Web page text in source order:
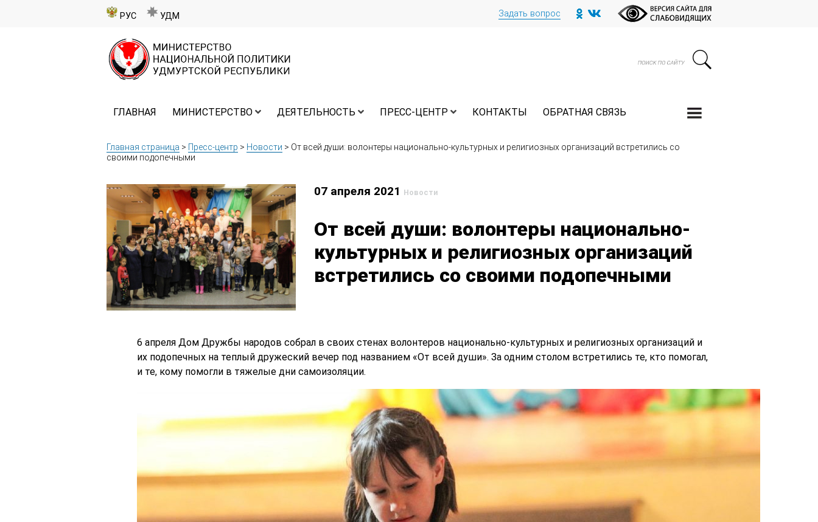
РУС УДМ Задать вопрос
ГЛАВНАЯ МИНИСТЕРСТВО ДЕЯТЕЛЬНОСТЬ ПРЕСС-ЦЕНТР КОНТАКТЫ ОБРАТНАЯ СВЯЗЬ
Главная страница > Пресс-центр > Новости > От всей души: волонтеры национально-культурных и религиозных организаций встретились со
своими подопечными
07 апреля 2021 Новости
От всей души: волонтеры национально-
культурных и религиозных организаций
встретились со своими подопечными
6 апреля Дом Дружбы народов собрал в своих стенах волонтеров национально-культурных и религиозных организаций и
их подопечных на теплый дружеский вечер под названием «От всей души». За одним столом встретились те, кто помогал,
и те, кому помогли в тяжелые дни самоизоляции.